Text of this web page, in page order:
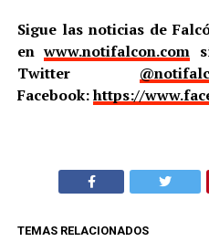
Sigue las noticias de
enwww.notifalcon.com
Twitter
Facebook:https://
TEMAS RELACIONADOS